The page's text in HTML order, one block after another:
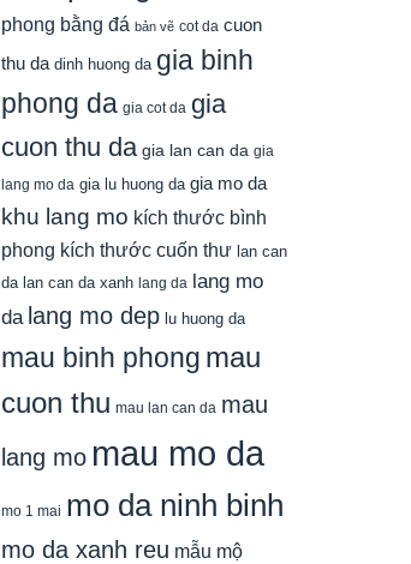
phong bằng đá bản vẽ cot da cuon
thu da dinh huong da gia binh
phong da gia cot da gia
cuon thu da gia lan can da gia
lang mo da gia lu huong da gia mo da
khu lang mo kích thước bình
phong kích thước cuốn thư lan can
da lan can da xanh lang da lang mo
da lang mo dep lu huong da
mau binh phong mau
cuon thu mau lan can da mau
lang mo mau mo da
mo 1 mai mo da ninh binh
mo da xanh reu mẫu mộ